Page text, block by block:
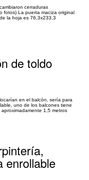
cerraduras
fotos) La puerta maciza original
la hoja es 76,3x233,3
de toldo
en el balcón, sería para
uno de los balcones tiene
1,5 metros
enrollable